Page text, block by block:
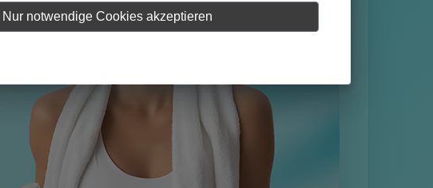
Nur notwendige Cookies akzeptieren